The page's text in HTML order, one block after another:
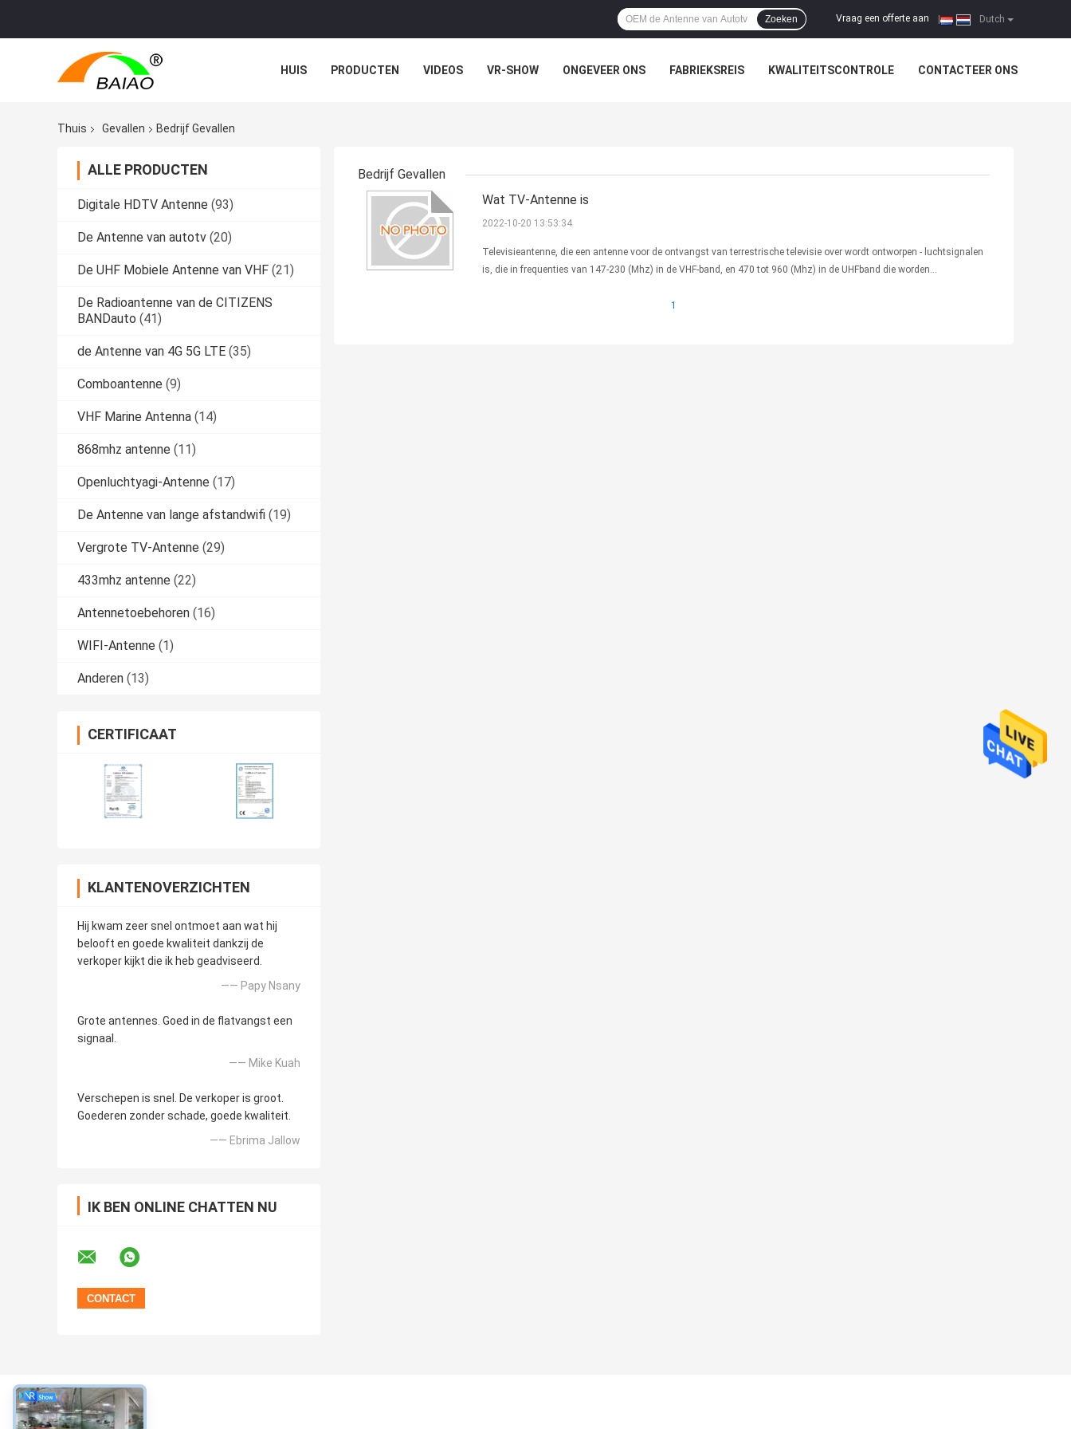
Dutch
Vraag een offerte aan
Zoeken
HUIS PRODUCTEN VIDEOS VR-SHOW ONGEVEER ONS FABRIEKSREIS KWALITEITSCONTROLE CONTACTEER ONS
Thuis
Gevallen Bedrijf Gevallen
ALLE PRODUCTEN
Digitale HDTV Antenne (93)
De Antenne van autotv (20)
De UHF Mobiele Antenne van VHF (21)
De Radioantenne van de CITIZENS
BANDauto (41)
de Antenne van 4G 5G LTE (35)
Comboantenne (9)
VHF Marine Antenna (14)
868mhz antenne (11)
Openluchtyagi-Antenne (17)
De Antenne van lange afstandwifi (19)
Vergrote TV-Antenne (29)
433mhz antenne (22)
Antennetoebehoren (16)
WIFI-Antenne (1)
Anderen (13)
CERTIFICAAT
KLANTENOVERZICHTEN
Hij kwam zeer snel ontmoet aan wat hij
belooft en goede kwaliteit dankzij de
verkoper kijkt die ik heb geadviseerd.
—— Papy Nsany
Grote antennes. Goed in de flatvangst een
signaal.
—— Mike Kuah
Verschepen is snel. De verkoper is groot.
Goederen zonder schade, goede kwaliteit.
—— Ebrima Jallow
IK BEN ONLINE CHATTEN NU
Bedrijf Gevallen
Wat TV-Antenne is
2022-10-20 13:53:34
Televisieantenne, die een antenne voor de ontvangst van terrestrische televisie over wordt ontworpen - luchtsignalen
is, die in frequenties van 147-230 (Mhz) in de VHF-band, en 470 tot 960 (Mhz) in de UHFband die worden
1